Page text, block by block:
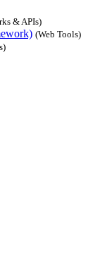
& APIs)
(Web Tools)